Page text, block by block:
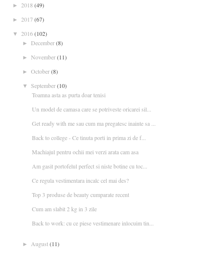
► 2018 (49)
► 2017 (67)
▼ 2016(102)
► December(8)
► November(11)
► October(8)
▼ September(10)
Toamna asta as purta doar tenisi
Un model de camasa care se potriveste oricarei sil...
Get ready with me sau cum ma pregatesc inainte sa ...
Back to college - Ce tinuta porti in prima zi de f...
Machiajul pentru ochii mei verzi arata cam asa
Am gasit portofelul perfect si niste botine cu toc...
Ce regula vestimentara incalc cel mai des?
Top 3 produse de beauty cumparate recent
Cum am slabit 2 kg in 3 zile
Back to work: cu ce piese vestimenare inlocuim tin...
► August(11)